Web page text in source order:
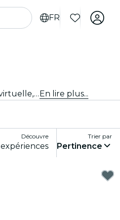
FR
Plonge dans un monde de plaisir et de divertissement avec les meilleurs jeux de Nashville. Des jeux de société aux expériences de réalité virtuelle, il y en a pour tous les goûts.En lire plus...
Découvre
expériences
Trier par
Pertinence